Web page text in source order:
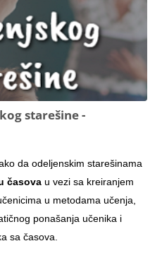
starešine -
da odeljenskim starešinama
časova u vezi sa kreiranjem
u metodama učenja,
ponašanja učenika i
sa časova.